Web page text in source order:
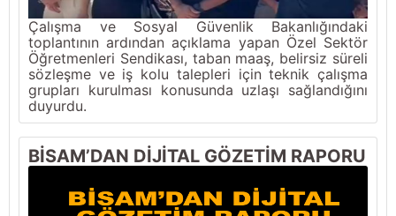
Çalışma ve Sosyal Güvenlik Bakanlığındaki
toplantının ardından açıklama yapan Özel Sektör
Öğretmenleri Sendikası, taban maaş, belirsiz süreli
sözleşme ve iş kolu talepleri için teknik çalışma
grupları kurulması konusunda uzlaşı sağlandığını
duyurdu.
BİSAM’DAN DİJİTAL GÖZETİM RAPORU